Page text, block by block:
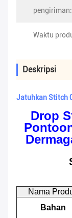
pengiriman:
Waktu
Deskripsi
Jatuhkan Stitch
Drop
Nama
Bahan